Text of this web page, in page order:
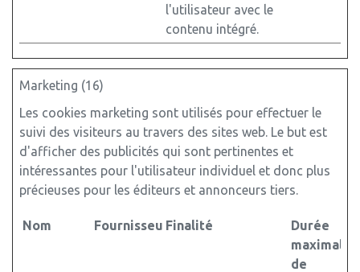
l'utilisateur avec le
contenu intégré.
Marketing (16)
Les cookies marketing sont utilisés pour effectuer le
suivi des visiteurs au travers des sites web. Le but est
d'afficher des publicités qui sont pertinentes et
intéressantes pour l'utilisateur individuel et donc plus
précieuses pour les éditeurs et annonceurs tiers.
Nom FournisseurFinalité
Durée
maximale
de